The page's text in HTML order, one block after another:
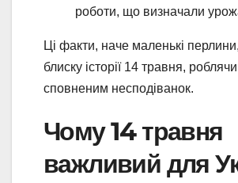
роботи, що визначали
Ці факти, наче маленькі
блиску історії 14 травня,
сповненим несподіванок.
Чому 14 травня
важливий для